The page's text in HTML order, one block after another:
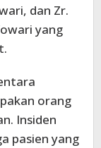
dan Zr.
yang
orang
Insiden
pasien yang